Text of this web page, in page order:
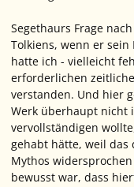
Segethaurs Frage
Tolkiens, wenn er
hatte ich - vielleicht
erforderlichen
verstanden. Und hier
Werk überhaupt nicht
vervollständigen
gehabt hätte, weil das
Mythos
bewusst war, dass